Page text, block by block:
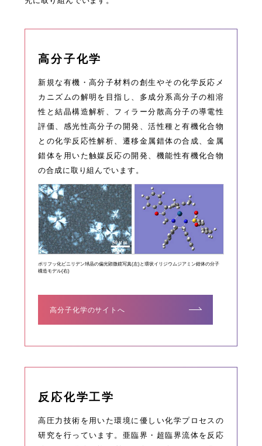
高分子化学
新規な有機・高分子材料の創生やその化学反応メ
カニズムの解明を目指し、多成分系高分子の相溶
性と結晶構造解析、フィラー分散高分子の導電性
評価、感光性高分子の開発、活性種と有機化合物
との化学反応性解析、遷移金属錯体の合成、金属
錯体を用いた触媒反応の開発、機能性有機化合物
の合成に取り組んでいます。
ポリフッ化ビニリデン球晶の偏光顕微鏡写真(左)と環状イリジウムジアミン錯体の分子
構造モデル(右)
高分子化学のサイトへ
反応化学工学
高圧力技術を用いた環境に優しい化学プロセスの
研究を行っています。亜臨界・超臨界流体を反応